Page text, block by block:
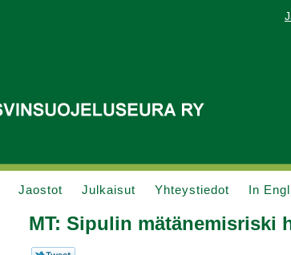
Jaostot Julkaisut Yhteystiedot In
MT: Sipulin mätänemisriski